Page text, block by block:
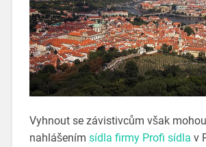
Vyhnout se závistivcům však
nahlášením sídla firmy Profi sídla v